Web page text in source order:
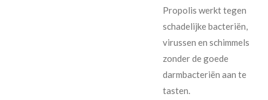
Propolis werkt tegen
schadelijke bacteriën,
virussen en schimmels
zonder de goede
darmbacteriën aan te
tasten.